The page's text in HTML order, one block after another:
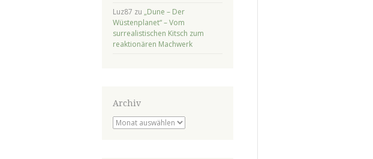
Luz87 zu „Dune – Der
Wüstenplanet“ – Vom
surrealistischen Kitsch zum
reaktionären Machwerk
Archiv
Archiv